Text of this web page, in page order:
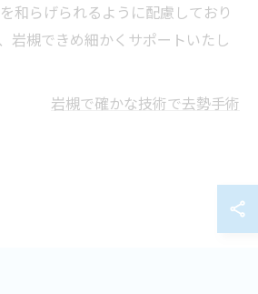
和らげられるように配慮しており
岩槻できめ細かくサポートいたし
岩槻で確かな技術で去勢手術